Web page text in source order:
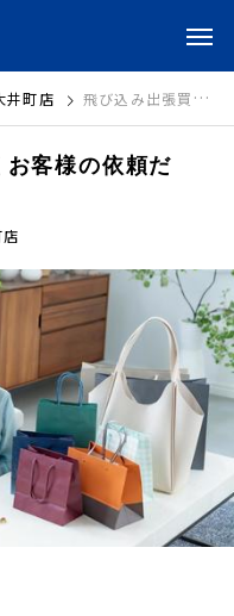
井町店 飛び込み出張買取ではなくお客様の依頼だけ！！！！
客様の依頼だ